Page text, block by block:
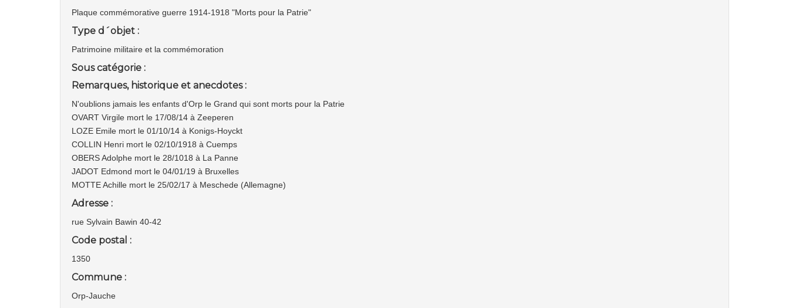
Plaque commémorative guerre 1914-1918 "Morts pour la Patrie"
Type d´objet :
Patrimoine militaire et la commémoration
Sous catégorie :
Remarques, historique et anecdotes :
N'oublions jamais les enfants d'Orp le Grand qui sont morts pour la Patrie
OVART Virgile mort le 17/08/14 à Zeeperen
LOZE Emile mort le 01/10/14 à Konigs-Hoyckt
COLLIN Henri mort le 02/10/1918 à Cuemps
OBERS Adolphe mort le 28/1018 à La Panne
JADOT Edmond mort le 04/01/19 à Bruxelles
MOTTE Achille mort le 25/02/17 à Meschede (Allemagne)
Adresse :
rue Sylvain Bawin 40-42
Code postal :
1350
Commune :
Orp-Jauche